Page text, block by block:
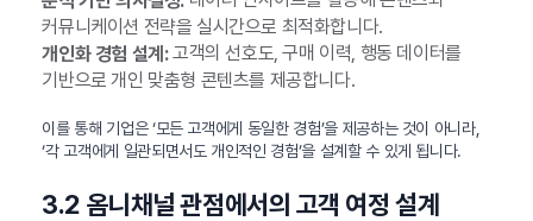
커뮤니케이션 전략을 실시간으로 최적화합니다.
개인화 경험 설계:고객의 선호도, 구매 이력, 행동 데이터를
기반으로 개인 맞춤형 콘텐츠를 제공합니다.
이를 통해 기업은 ‘모든 고객에게 동일한 경험’을 제공하는 것이 아니라,
‘각 고객에게 일관되면서도 개인적인 경험’을 설계할 수 있게 됩니다.
3.2 옴니채널 관점에서의 고객 여정 설계